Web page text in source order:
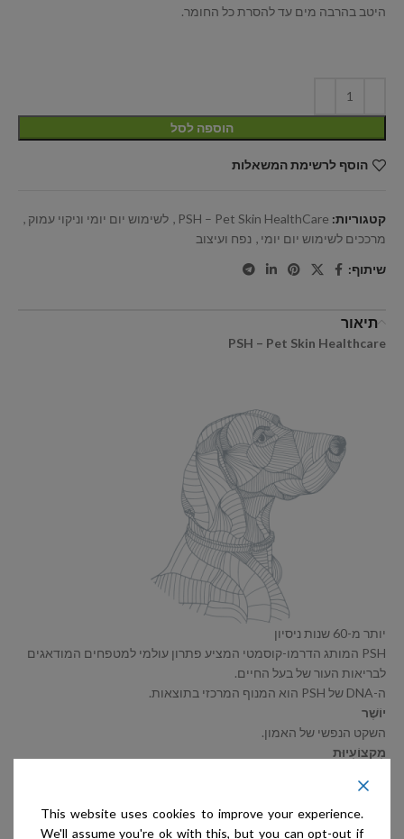
היטב בהרבה מים עד להסרת כל החומר.
הוספה לסל
הוסף לרשימת המשאלות
קטגוריות: PSH – Pet Skin HealthCare
, לשימוש יום יומי וניקוי עמוק ,
מרככים לשימוש יום יומי , נפח ועיצוב
שיתוף:
תיאור
PSH – Pet Skin Healthcare
יותר מ-60 שנות ניסיון
PSH המותג הדרמו-קוסמטי המציע פתרון עולמי למטפחים המודאגים
לבריאות העור של בעל החיים.
ה-DNA של PSH הוא המנוף המרכזי בתוצאות.
יוֹשֶׁר
השקט הנפשי של האמון.
מִקצוֹעִיוּת
עֲנָוָה
עקביות בהחלטות.
לְמִידָה
This website uses cookies to improve your experience.
We'll assume you're ok with this, but you can opt-out if